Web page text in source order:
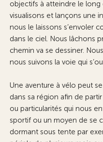
objectifs à atteindre le long
visualisons et lançons une
nous le laissons s’envoler
dans le ciel. Nous lâchons
chemin va se dessiner.
nous suivons la voie qui
Une aventure à vélo peut
dans sa région afin de
ou particularités qui nous
sportif ou un moyen de se
dormant sous tente par